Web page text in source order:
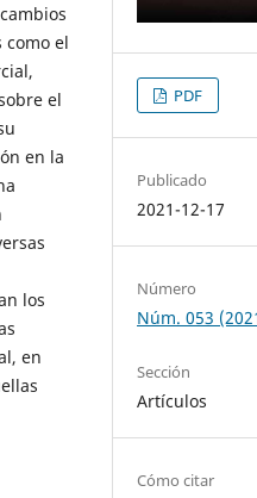
como el
el
en la
los
en
PDF
Publicado
2021-12-17
Número
Núm. 053
Sección
Artículos
Cómo citar